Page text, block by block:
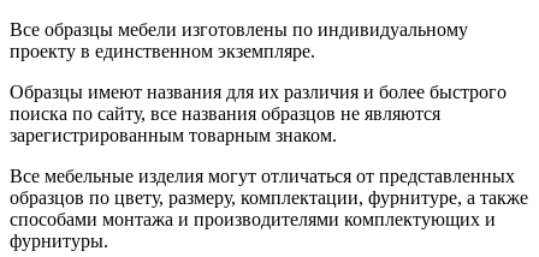
Все образцы мебели изготовлены по индивидуальному
проекту в единственном экземпляре.
Образцы имеют названия для их различия и более быстрого
поиска по сайту, все названия образцов не являются
зарегистрированным товарным знаком.
Все мебельные изделия могут отличаться от представленных
образцов по цвету, размеру, комплектации, фурнитуре, а также
способами монтажа и производителями комплектующих и
фурнитуры.